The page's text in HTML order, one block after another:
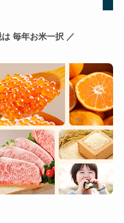
毎年お米一択 ／